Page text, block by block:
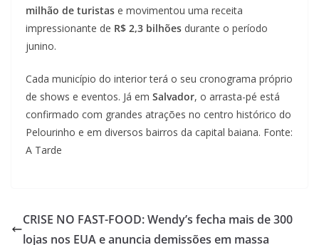
milhão de turistas e movimentou uma receita
impressionante de R$ 2,3 bilhões durante o período
junino.
Cada município do interior terá o seu cronograma próprio
de shows e eventos. Já em Salvador, o arrasta-pé está
confirmado com grandes atrações no centro histórico do
Pelourinho e em diversos bairros da capital baiana. Fonte:
A Tarde
CRISE NO FAST-FOOD: Wendy’s fecha mais de 300
lojas nos EUA e anuncia demissões em massa